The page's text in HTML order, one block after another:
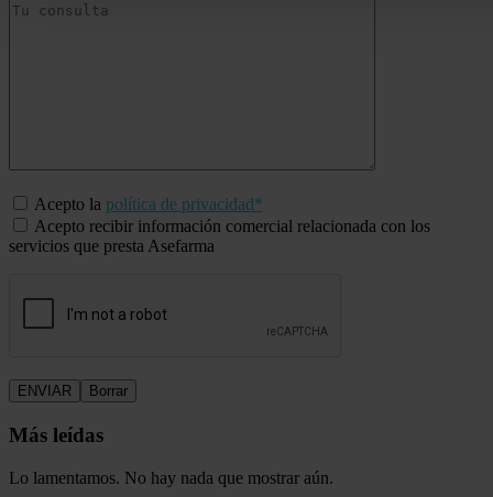
Acepto la política de privacidad*
Acepto recibir información comercial relacionada con los
servicios que presta Asefarma
Más leídas
Lo lamentamos. No hay nada que mostrar aún.